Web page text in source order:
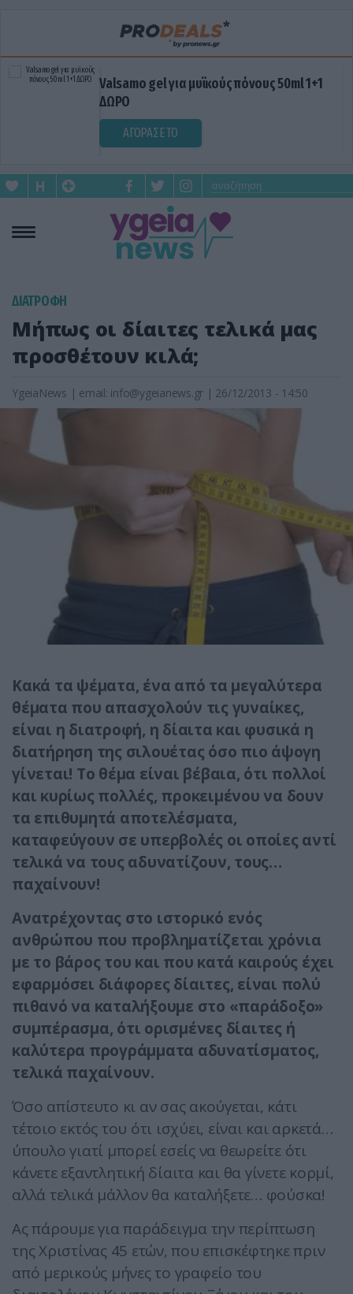
Valsamo gel για μυϊκούς πόνους 50ml 1+1
ΔΩΡΟ
ΑΓΟΡΑΣΕ ΤΟ
ΔΙΑΤΡΟΦΗ
Μήπως οι δίαιτες τελικά μας
προσθέτουν κιλά;
YgeiaNews | email: info@ygeianews.gr | 26/12/2013 - 14:50
Κακά τα ψέματα, ένα από τα μεγαλύτερα
θέματα που απασχολούν τις γυναίκες,
είναι η διατροφή, η δίαιτα και φυσικά η
διατήρηση της σιλουέτας όσο πιο άψογη
γίνεται! Το θέμα είναι βέβαια, ότι πολλοί
και κυρίως πολλές, προκειμένου να δουν
τα επιθυμητά αποτελέσματα,
καταφεύγουν σε υπερβολές οι οποίες αντί
τελικά να τους αδυνατίζουν, τους…
παχαίνουν!
Ανατρέχοντας στο ιστορικό ενός
ανθρώπου που προβληματίζεται χρόνια
με το βάρος του και που κατά καιρούς έχει
εφαρμόσει διάφορες δίαιτες, είναι πολύ
πιθανό να καταλήξουμε στο «παράδοξο»
συμπέρασμα, ότι ορισμένες δίαιτες ή
καλύτερα προγράμματα αδυνατίσματος,
τελικά παχαίνουν.
Όσο απίστευτο κι αν σας ακούγεται, κάτι
τέτοιο εκτός του ότι ισχύει, είναι και αρκετά…
ύπουλο γιατί μπορεί εσείς να θεωρείτε ότι
κάνετε εξαντλητική δίαιτα και θα γίνετε κορμί,
αλλά τελικά μάλλον θα καταλήξετε… φούσκα!
Ας πάρουμε για παράδειγμα την περίπτωση
της Χριστίνας 45 ετών, που επισκέφτηκε πριν
από μερικούς μήνες το γραφείο του